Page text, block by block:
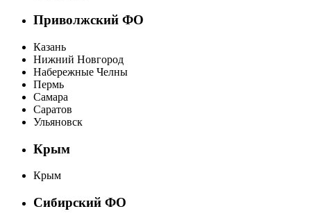
Приволжский ФО
Казань
Нижний Новгород
Набережные Челны
Пермь
Самара
Саратов
Ульяновск
Крым
Крым
Сибирский ФО